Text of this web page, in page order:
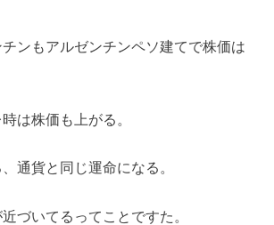
ンもアルゼンチンペソ建てで株価は
は株価も上がる。
通貨と同じ運命になる。
づいてるってことですた。